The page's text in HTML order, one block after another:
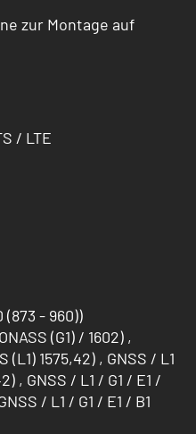
zur Montage auf
/ LTE
(873 - 960))
(G1) / 1602) ,
(L1) 1575,42) , GNSS / L1
, GNSS / L1 / G1 / E1 /
/ L1 / G1 / E1 / B1